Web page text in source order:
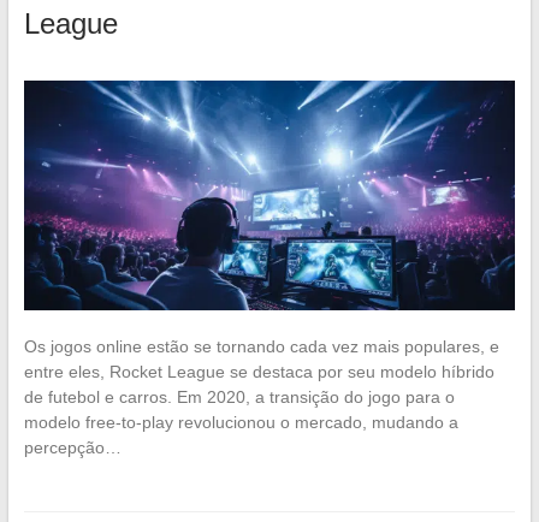
League
Os jogos online estão se tornando cada vez mais populares, e
entre eles, Rocket League se destaca por seu modelo híbrido
de futebol e carros. Em 2020, a transição do jogo para o
modelo free-to-play revolucionou o mercado, mudando a
percepção…